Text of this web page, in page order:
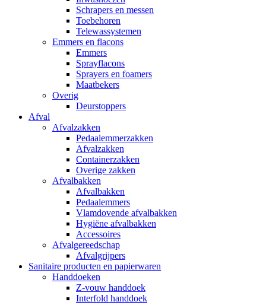
Schrapers en messen
Toebehoren
Telewassystemen
Emmers en flacons
Emmers
Sprayflacons
Sprayers en foamers
Maatbekers
Overig
Deurstoppers
Afval
Afvalzakken
Pedaalemmerzakken
Afvalzakken
Containerzakken
Overige zakken
Afvalbakken
Afvalbakken
Pedaalemmers
Vlamdovende afvalbakken
Hygiëne afvalbakken
Accessoires
Afvalgereedschap
Afvalgrijpers
Sanitaire producten en papierwaren
Handdoeken
Z-vouw handdoek
Interfold handdoek